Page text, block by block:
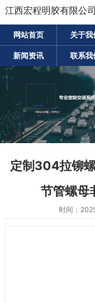
江西宏程明胶有限公司
网站首页 关于我
新闻资讯 联系我
定制304拉铆
节管螺母
时间：